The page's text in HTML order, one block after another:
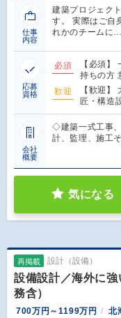
仕事
内容
建築プロジェク
す。 実際はご自
れかのチームに…
応募
資格
必須
【必須
持ちの方
歓迎
【歓迎
匠・構造
会社
概要
◇建築一式工事
計、監理、施工
気になる
再掲載 設計（設備）
設備設計／海外に
務含）
700万円～1199万円
北